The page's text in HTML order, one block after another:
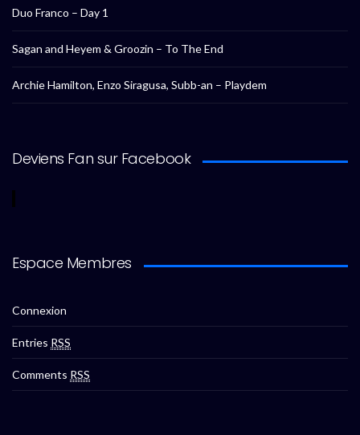
Duo Franco – Day 1
Sagan and Heyem & Groozin – To The End
Archie Hamilton, Enzo Siragusa, Subb-an – Playdem
Deviens Fan sur Facebook
Espace Membres
Connexion
Entries RSS
Comments RSS